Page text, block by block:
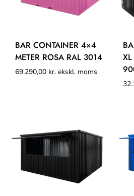
BAR CONTAINER 4×4
METER ROSA RAL 3014
69.290,00 kr. ekskl. moms